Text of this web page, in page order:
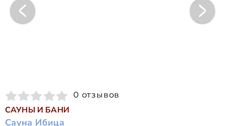
0 отзывов
САУНЫ И БАНИ
Сауна Ибица